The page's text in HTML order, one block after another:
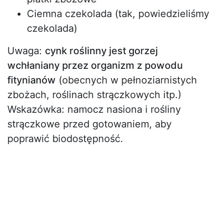
Ciemna czekolada (tak, powiedzieliśmy
czekolada)
Uwaga: cynk roślinny jest gorzej
wchłaniany przez organizm z powodu
fitynianów (obecnych w pełnoziarnistych
zbożach, roślinach strączkowych itp.)
Wskazówka: namocz nasiona i rośliny
strączkowe przed gotowaniem, aby
poprawić biodostępność.